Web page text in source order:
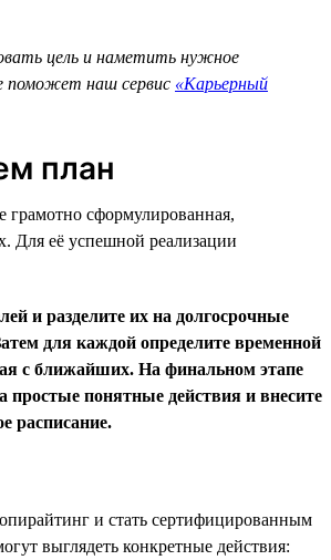
цель и наметить нужное
поможет наш сервис «Карьерный
план
грамотно сформулированная,
Для её успешной реализации
и разделите их на долгосрочные
для каждой определите временной
с ближайших. На финальном этапе
простые понятные действия и внесите
расписание.
и стать сертифицированным
выглядеть конкретные действия: